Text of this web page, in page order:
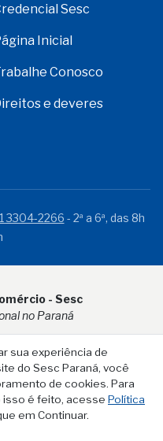
sua experiência de
do Sesc Paraná, você
de cookies. Para
é feito, acesse Política
em Continuar.
Sesc
Inicial
Conosco
e deveres
3304-2266 - 2ª a 6ª, das 8h
- Sesc
no Paraná
CEP 80.410-001 - Curitiba -